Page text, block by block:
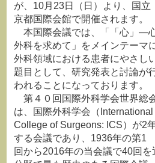
が、10月23日（日）より、国立
京都国際会館で開催されます。
本国際会議では、「「心」―
外科を求めて」をメインテーマに
外科領域における患者にやさし
題目として、研究発表と討論が
われることになっております。
第４０回国際外科学会世界総
は、国際外科学会（International
College of Surgeons: ICS）が2
する会議であり、1936年の第1
回から2016年の当会議で40回を